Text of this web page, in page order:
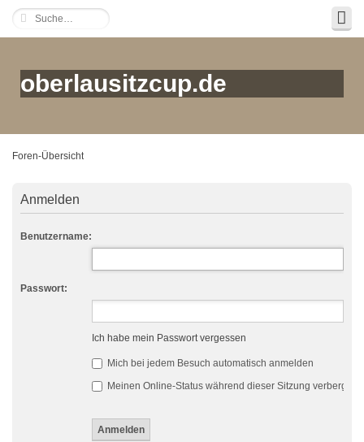
oberlausitzcup.de
Foren-Übersicht
Anmelden
Benutzername:
Passwort:
Ich habe mein Passwort vergessen
Mich bei jedem Besuch automatisch anmelden
Meinen Online-Status während dieser Sitzung verbergen